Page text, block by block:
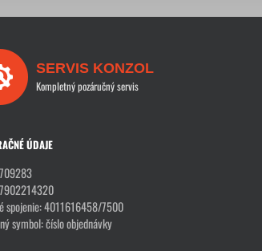
SERVIS KONZOL
Kompletný pozáručný servis
ÚDAJE
spojenie: 4011616458/7500
symbol: číslo objednávky